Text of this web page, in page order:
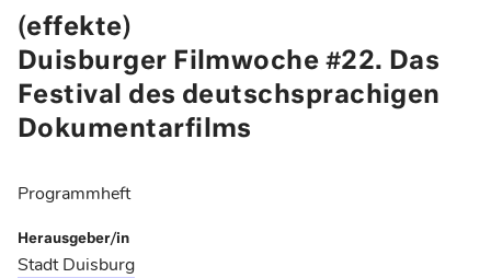
(effekte)
Duisburger Filmwoche #22. Das
Festival des deutschsprachigen
Dokumentarfilms
Programmheft
Herausgeber/in
Stadt Duisburg